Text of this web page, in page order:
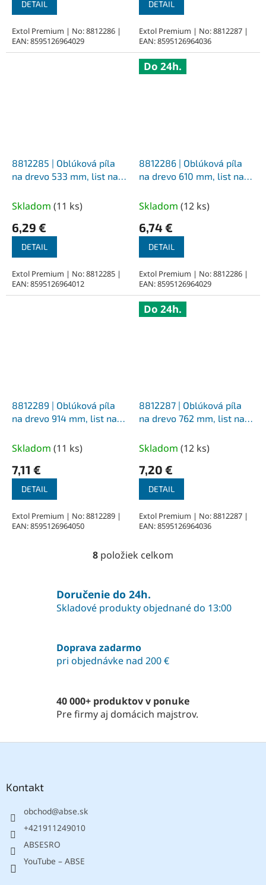
DETAIL
Extol Premium | No: 8812286 |
EAN: 8595126964029
DETAIL
Extol Premium | No: 8812287 |
EAN: 8595126964036
8812285 | Oblúková píla
na drevo 533 mm, list na
Skladom (11 ks)
6,29 €
DETAIL
Extol Premium | No: 8812285 |
EAN: 8595126964012
Do 24h.
8812286 | Oblúková píla
na drevo 610 mm, list na
Skladom (12 ks)
6,74 €
DETAIL
Extol Premium | No: 8812286 |
EAN: 8595126964029
8812289 | Oblúková píla
na drevo 914 mm, list na
Skladom (11 ks)
7,11 €
DETAIL
Extol Premium | No: 8812289 |
EAN: 8595126964050
Do 24h.
8812287 | Oblúková píla
na drevo 762 mm, list na
Skladom (12 ks)
7,20 €
DETAIL
Extol Premium | No: 8812287 |
EAN: 8595126964036
O
á
d
a
e
p
y
v
p
8 položiek celkom
Doručenie do 24h.
Skladové produkty objednané do 13:00
Doprava zadarmo
pri objednávke nad 200 €
40 000+ produktov v ponuke
Pre firmy aj domácich majstrov.
Kontakt
obchod@abse.sk
+421911249010
ABSESRO
YouTube – ABSE